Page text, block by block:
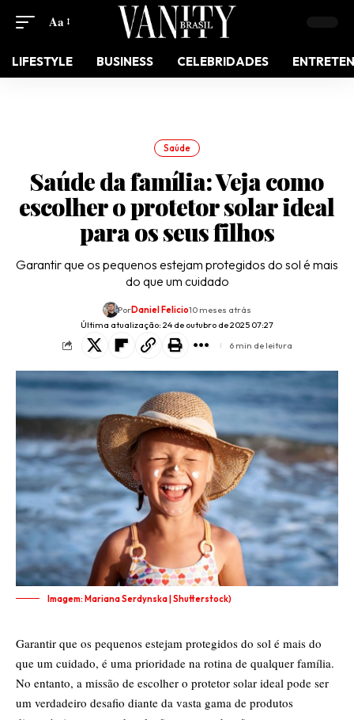
Aa
LIFESTYLE BUSINESS CELEBRIDADES
Saúde
Saúde da família: Veja como
escolher o protetor solar ideal
para os seus filhos
Garantir que os pequenos estejam protegidos do sol é mais
do que um cuidado
Última atualização: 24 de outubro de 2025 07:27
PorDaniel Felicio10 meses atrás
6 min de leitura
Imagem: Mariana Serdynska | Shutterstock)
Garantir que os pequenos estejam protegidos do sol é mais do
que um cuidado, é uma prioridade na rotina de qualquer família.
No entanto, a missão de escolher o protetor solar ideal pode ser
um verdadeiro desafio diante da vasta gama de produtos